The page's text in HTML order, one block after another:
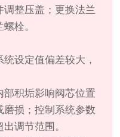
整压盖；更换法兰
栓。
设定值偏差较大，
部积垢影响阀芯位置
损；控制系统参数
调节范围。